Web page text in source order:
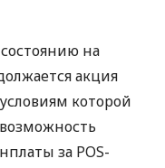
на
акция
которой
за POS-